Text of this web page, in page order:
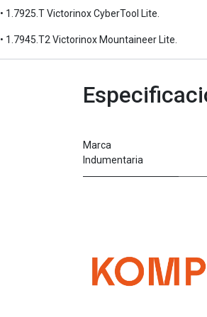
• 1.7925.T Victorinox CyberTool Lite.
• 1.7945.T2 Victorinox Mountaineer Lite.
Marca
Indumentaria